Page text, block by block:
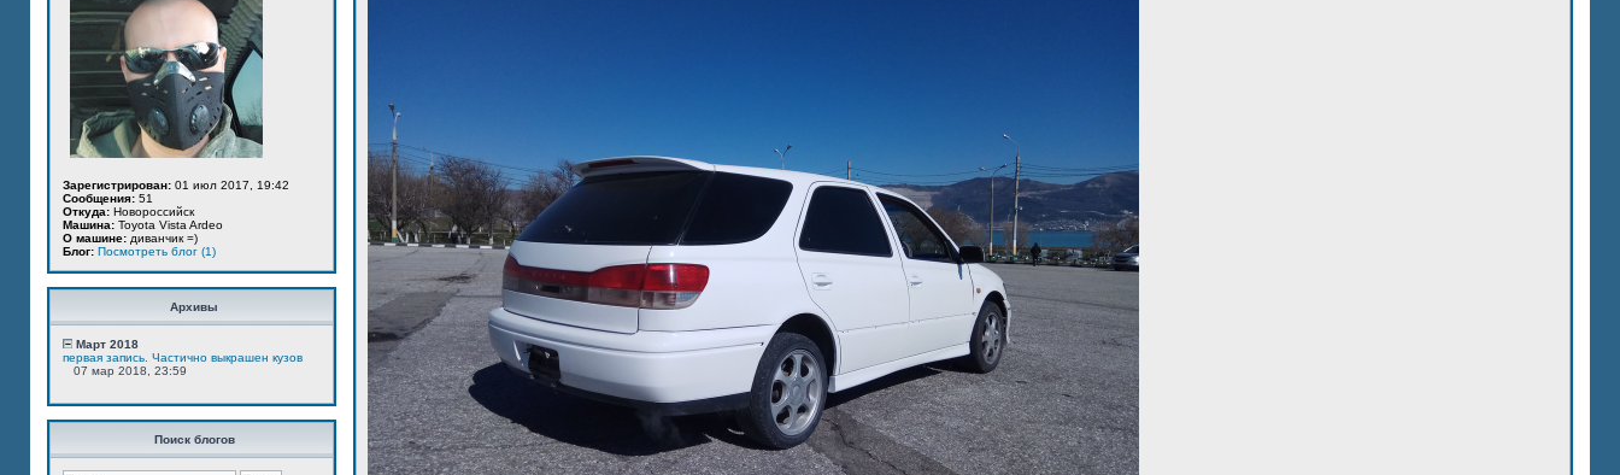
Зарегистрирован: 01 июл 2017, 19:42
Сообщения: 51
Откуда: Новороссийск
Машина: Toyota Vista Ardeo
О машине: диванчик =)
Блог: Посмотреть блог (1)
Архивы
Март 2018
первая запись. Частично выкрашен кузов
07 мар 2018, 23:59
Поиск блогов